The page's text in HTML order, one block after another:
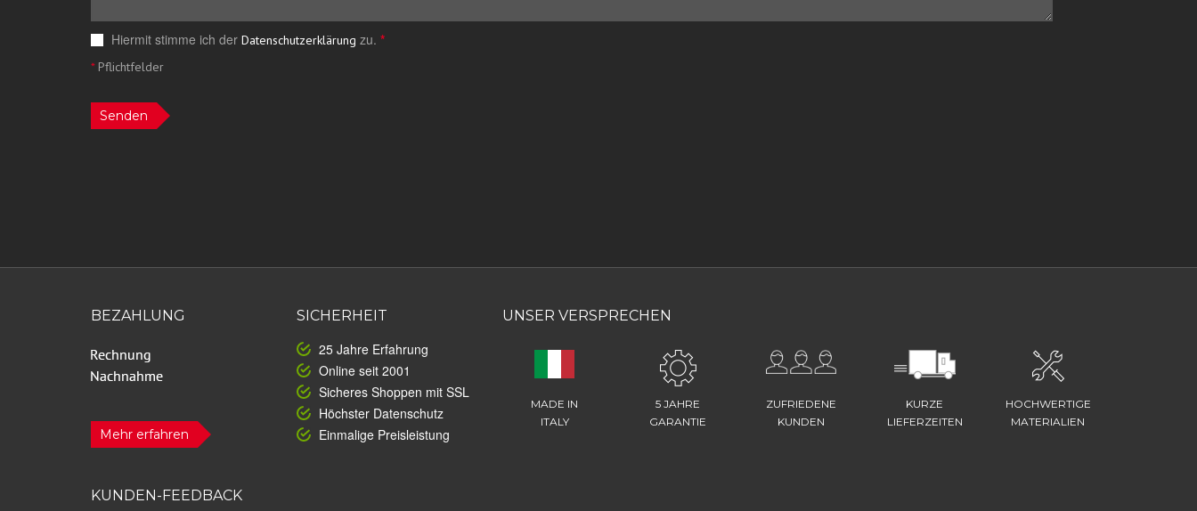
Hiermit stimme ich der Datenschutzerklärung zu. *
*Pflichtfelder
Senden
BEZAHLUNG
Mehr erfahren
SICHERHEIT
25 Jahre Erfahrung
Online seit 2001
Sicheres Shoppen mit SSL
Höchster Datenschutz
Einmalige Preisleistung
UNSER VERSPRECHEN
MADE IN
ITALY
5 JAHRE
GARANTIE
ZUFRIEDENE
KUNDEN
KURZE
LIEFERZEITEN
HOCHWERTIGE
MATERIALIEN
KUNDEN-FEEDBACK